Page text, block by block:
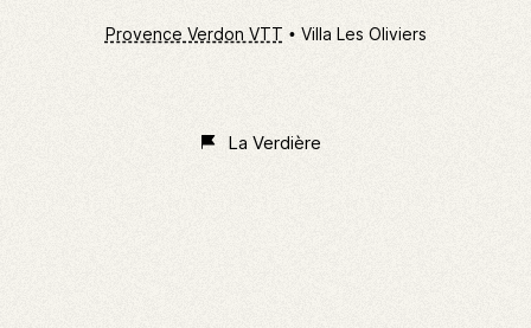
Provence Verdon VTT Villa Les Oliviers
Classé
La Verdière